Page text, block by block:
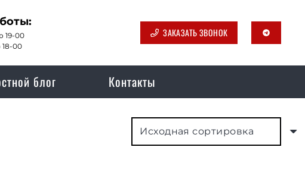
19-00
18-00
ЗАКАЗАТЬ ЗВОНОК telegram
блог Контакты